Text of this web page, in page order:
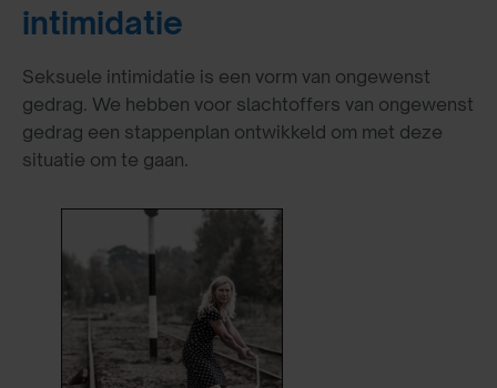
intimidatie
Seksuele intimidatie is een vorm van ongewenst
gedrag. We hebben voor slachtoffers van ongewenst
gedrag een stappenplan ontwikkeld om met deze
situatie om te gaan.